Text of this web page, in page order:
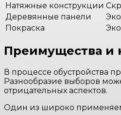
Натяжные конструкции
Деревянные панели
Покраска
Преимущества и
В процессе обустройства
Разнообразие выборов
отрицательных аспектов.
Один из широко